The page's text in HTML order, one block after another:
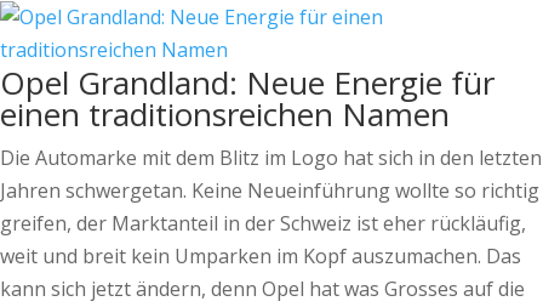
Opel Grandland: Neue Energie für
einen traditionsreichen Namen
Die Automarke mit dem Blitz im Logo hat sich in den letzten
Jahren schwergetan. Keine Neueinführung wollte so richtig
greifen, der Marktanteil in der Schweiz ist eher rückläufig,
weit und breit kein Umparken im Kopf auszumachen. Das
kann sich jetzt ändern, denn Opel hat was Grosses auf die